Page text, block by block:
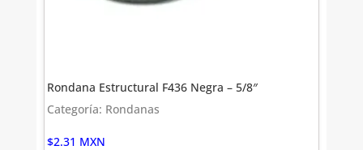
Rondana Estructural F436 Negra – 5/8″
Categoría: Rondanas
$2.31 MXN